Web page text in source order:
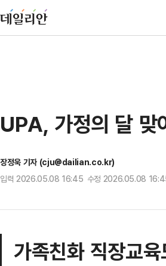
UPA, 가정의 달 맞
장정욱 기자 (cju@dailian.co.kr)
입력 2026.05.08 16:45 수정 2026.05.08
가족친화 직장교